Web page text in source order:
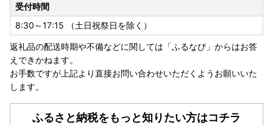
受付時間
8:30～17:15 （土日祝祭日を除く）
返礼品の配送時期や不備などに関しては「ふるなび」からはお答
えできかねます。
お手数ですが上記より直接お問い合わせいただくようお願いいた
します。
ふるさと納税をもっと知りたい方はコチラ